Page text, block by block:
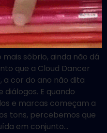
mais sóbrio, ainda não dá
que a Cloud Dancer
a cor do ano não dita
E quando
e marcas começam a
tons, percebemos que
em conjunto…